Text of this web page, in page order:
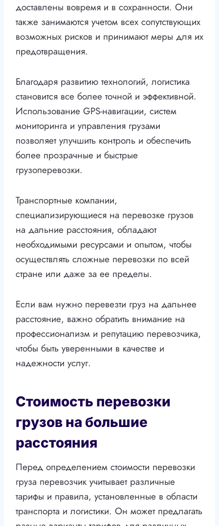
доставлены вовремя и в сохранности. Они
также занимаются учетом всех сопутствующих
возможных рисков и принимают меры для их
предотвращения.
Благодаря развитию технологий, логистика
становится все более точной и эффективной.
Использование GPS-навигации, систем
мониторинга и управления грузами
позволяет улучшить контроль и обеспечить
более прозрачные и быстрые
грузоперевозки.
Транспортные компании,
специализирующиеся на перевозке грузов
на дальние расстояния, обладают
необходимыми ресурсами и опытом, чтобы
осуществлять сложные перевозки по всей
стране или даже за ее пределы.
Если вам нужно перевезти груз на дальнее
расстояние, важно обратить внимание на
профессионализм и репутацию перевозчика,
чтобы быть уверенными в качестве и
надежности услуг.
Стоимость перевозки
грузов на большие
расстояния
Перед определением стоимости перевозки
груза перевозчик учитывает различные
тарифы и правила, установленные в области
транспорта и логистики. Он может предлагать